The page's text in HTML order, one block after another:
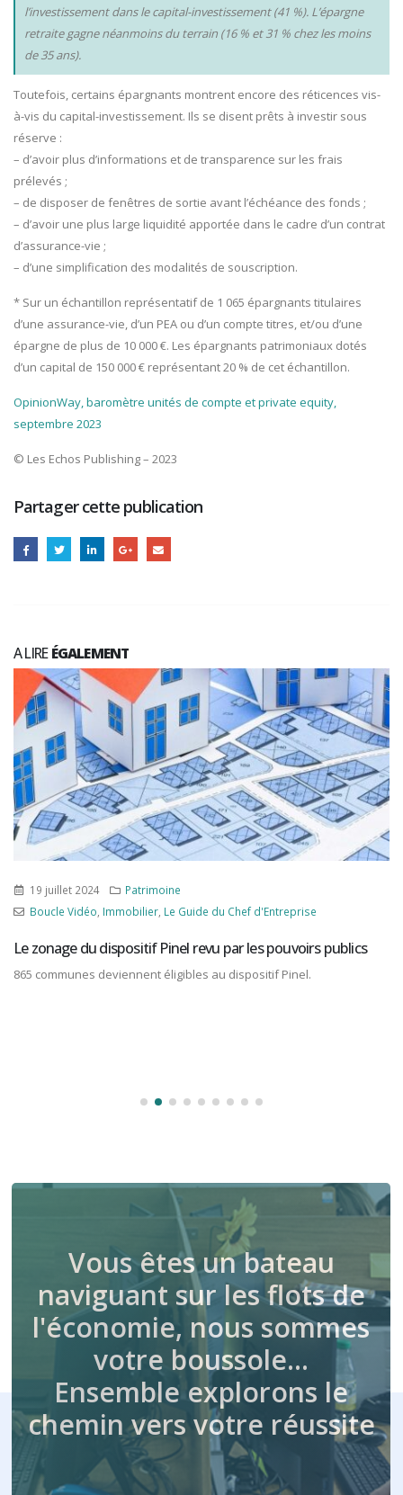
l’investissement dans le capital-investissement (41 %). L’épargne
retraite gagne néanmoins du terrain (16 % et 31 % chez les moins
de 35 ans).
Toutefois, certains épargnants montrent encore des réticences vis-
à-vis du capital-investissement. Ils se disent prêts à investir sous
réserve :
– d’avoir plus d’informations et de transparence sur les frais
prélevés ;
– de disposer de fenêtres de sortie avant l’échéance des fonds ;
– d’avoir une plus large liquidité apportée dans le cadre d’un contrat
d’assurance-vie ;
– d’une simplification des modalités de souscription.
* Sur un échantillon représentatif de 1 065 épargnants titulaires
d’une assurance-vie, d’un PEA ou d’un compte titres, et/ou d’une
épargne de plus de 10 000 €. Les épargnants patrimoniaux dotés
d’un capital de 150 000 € représentant 20 % de cet échantillon.
OpinionWay, baromètre unités de compte et private equity,
septembre 2023
© Les Echos Publishing – 2023
Partager cette publication
A LIREÉGALEMENT
19 juillet 2024
Patrimoine
Boucle Vidéo, Immobilier, Le Guide du Chef d'Entreprise
Le zonage du dispositif Pinel revu par les pouvoirs publics
865 communes deviennent éligibles au dispositif Pinel.
Vous êtes un bateau
naviguant sur les flots de
l'économie, nous sommes
votre boussole…
Ensemble explorons le
chemin vers votre réussite